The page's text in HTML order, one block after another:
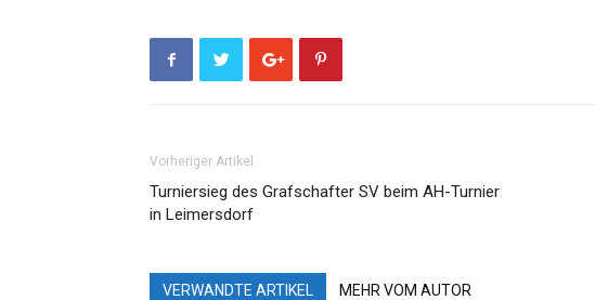
Vorheriger Artikel
Turniersieg des Grafschafter SV beim AH-Turnier
in Leimersdorf
VERWANDTE ARTIKEL MEHR VOM AUTOR